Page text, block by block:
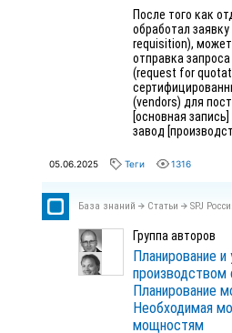
После того как
обработал
requisition),
отправка
(request for
(vendors) для
[основная
завод
05.06.2025 Теги 1316
База знаний Статьи SPJ
Группа авторов
Планирование и
производством
Планирование
Необходимая
мощностям